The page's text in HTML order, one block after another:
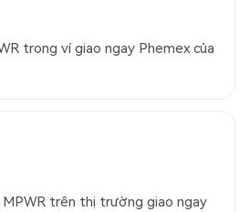
trong ví giao ngay Phemex của
trên thị trường giao ngay